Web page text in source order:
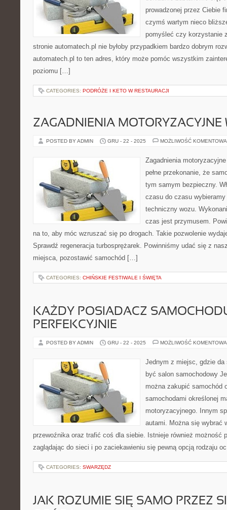
prowadzonej przez Ciebie
czymś wartym nieco
pomyśleć czy korzystanie
stronie automatech.pl nie byłoby przypadkiem bardzo dobrym
automatech.pl to ten adres, który może pomóc wszystkim
poziomu […]
CATEGORIES: PODRÓŻE I KETO W RESTAURACJI
ZAGADNIENIA MOTORYZACYJNE
POSTED BY ADMIN GRU - 22 - 2025 MOŻLIWOŚĆ
Zagadnienia
pełne przekonanie, że
tym samym bezpieczny.
czasu do czasu
techniczny wozu.
czas jest przymusem.
na to, aby móc wzruszać się po drogach. Takie pozwolenie
Sprawdź regeneracja turbosprężarek. Powinniśmy udać się z
miejsca, pozostawić samochód […]
CATEGORIES: CHIŃSKIE FESTIWALE I ŚWIĘTA
KAŻDY POSIADACZ
PERFEKCYJNIE
POSTED BY ADMIN GRU - 22 - 2025 MOŻLIWOŚĆ
Jednym z miejsc, gdzie
być salon samochodowy
można zakupić samochód
samochodami określonej
motoryzacyjnego. Innym
autami. Można się wybrać
przewoźnika oraz trafić coś dla siebie. Istnieje również możność
zaglądając do sieci i po zaciekawieniu się pewną opcją rodzaju
CATEGORIES: SWARZĘDZ
JAK ROZUMIE SIĘ SAMO PRZEZ